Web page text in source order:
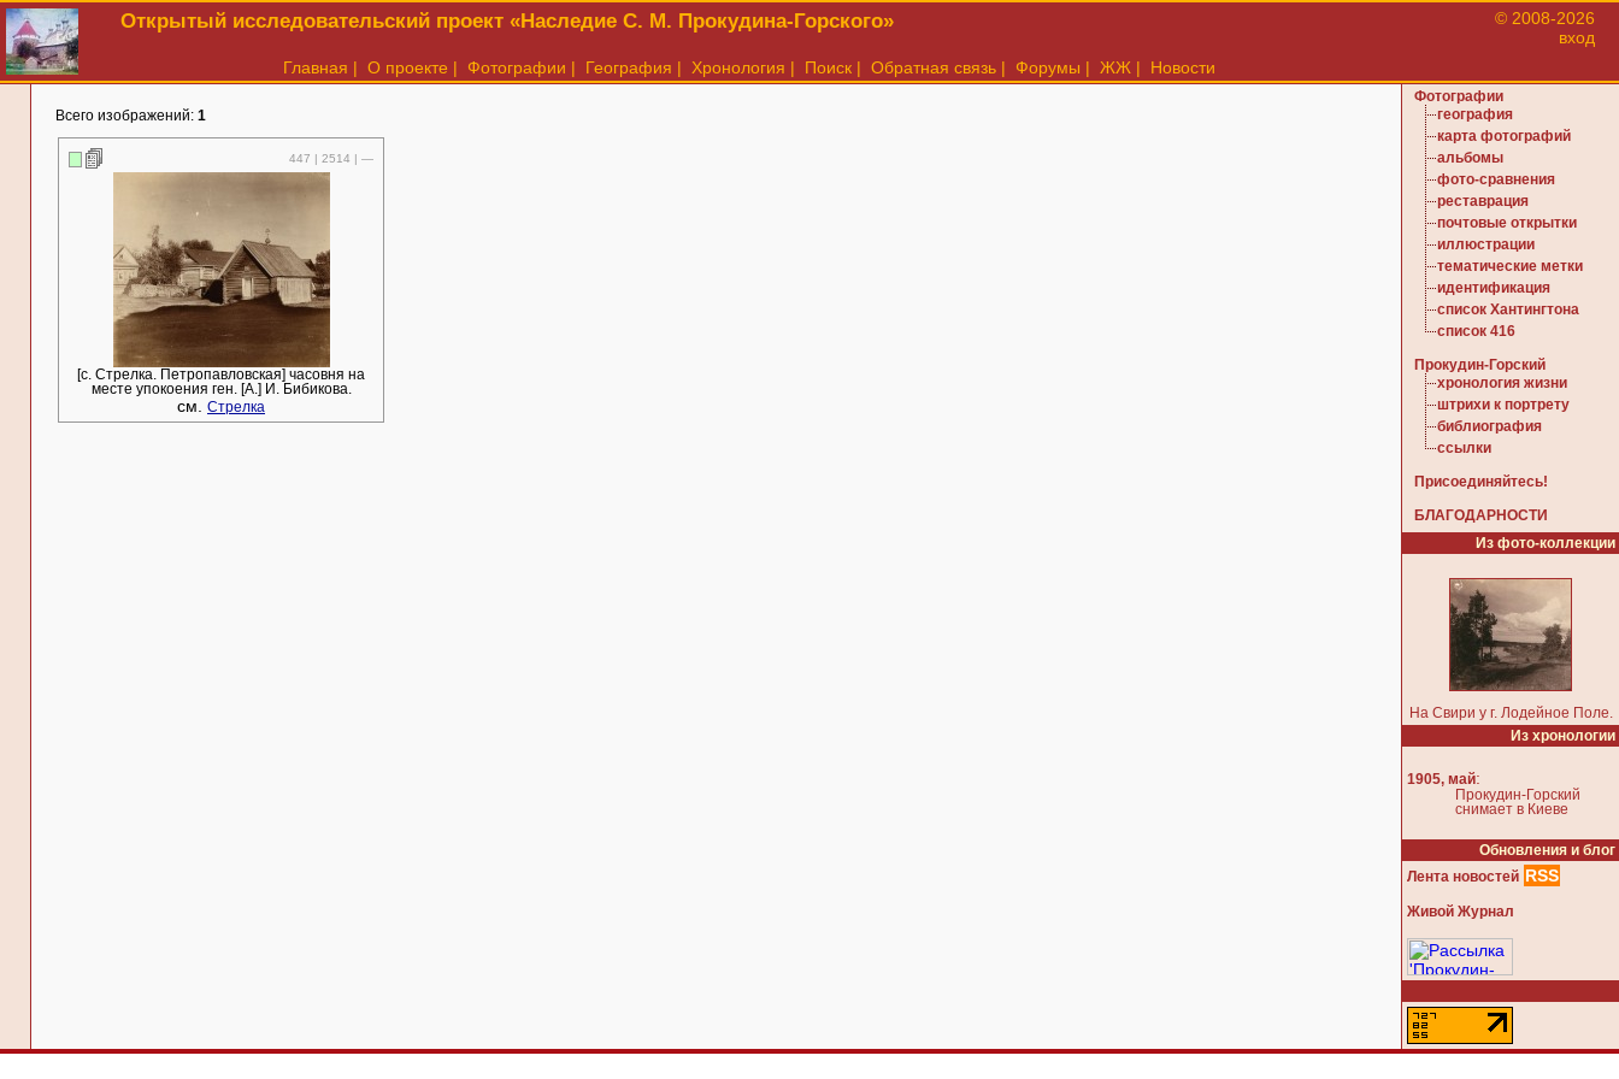
Открытый исследовательский проект «Наследие С. М. Прокудина-Горского»
© 2008-2026
вход
Главная | О проекте | Фотографии | География | Хронология | Поиск | Обратная связь | Форумы | ЖЖ | Новости
Всего изображений: 1
447 | 2514 | —
[c. Стрелка. Петропавловская] часовня на
месте упокоения ген. [А.] И. Бибикова.
см. Стрелка
Фотографии
география
карта фотографий
альбомы
фото-сравнения
реставрация
почтовые открытки
иллюстрации
тематические метки
идентификация
список Хантингтона
список 416
Прокудин-Горский
хронология жизни
штрихи к портрету
библиография
ссылки
Присоединяйтесь!
БЛАГОДАРНОСТИ
Из фото-коллекции
На Свири у г. Лодейное Поле.
Из хронологии
1905, май:
Прокудин-Горский
снимает в Киеве
Обновления и блог
Лента новостей RSS
Живой Журнал